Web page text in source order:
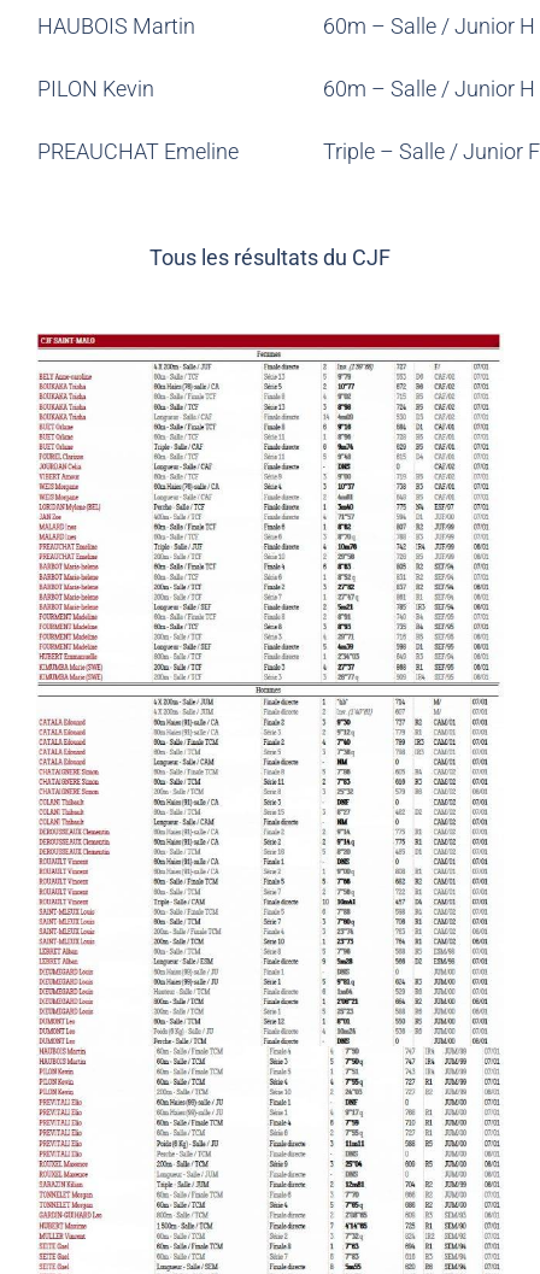
HAUBOIS Martin 60m – Salle / Junior H
PILON Kevin 60m – Salle / Junior H
PREAUCHAT Emeline Triple – Salle / Junior F
Tous les résultats du CJF